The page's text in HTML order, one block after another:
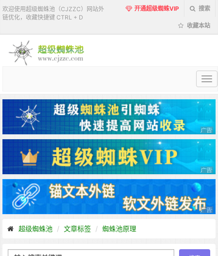
欢迎使用超级蜘蛛池（CJZZC）网站外
链优化，收藏快捷键 CTRL + D
开通超级蜘蛛VIP 搜索
收藏本站
超
蜘
蛛
池
超级蜘蛛池 文章标签 蜘蛛池原理